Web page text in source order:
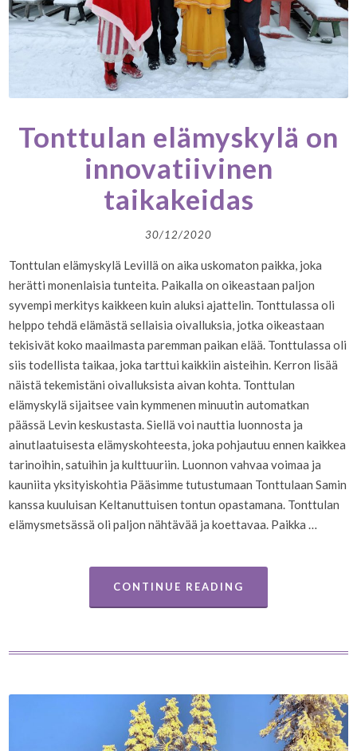
Tonttulan elämyskylä on
innovatiivinen
taikakeidas
30/12/2020
Tonttulan elämyskylä Levillä on aika uskomaton paikka, joka
herätti monenlaisia tunteita. Paikalla on oikeastaan paljon
syvempi merkitys kaikkeen kuin aluksi ajattelin. Tonttulassa oli
helppo tehdä elämästä sellaisia oivalluksia, jotka oikeastaan
tekisivät koko maailmasta paremman paikan elää. Tonttulassa oli
siis todellista taikaa, joka tarttui kaikkiin aisteihin. Kerron lisää
näistä tekemistäni oivalluksista aivan kohta. Tonttulan
elämyskylä sijaitsee vain kymmenen minuutin automatkan
päässä Levin keskustasta. Siellä voi nauttia luonnosta ja
ainutlaatuisesta elämyskohteesta, joka pohjautuu ennen kaikkea
tarinoihin, satuihin ja kulttuuriin. Luonnon vahvaa voimaa ja
kauniita yksityiskohtia Pääsimme tutustumaan Tonttulaan Samin
kanssa kuuluisan Keltanuttuisen tontun opastamana. Tonttulan
elämysmetsässä oli paljon nähtävää ja koettavaa. Paikka …
CONTINUE READING